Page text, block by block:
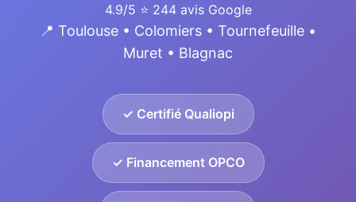
4.9/5 ⭐ 244 avis Google
📍 Toulouse • Colomiers • Tournefeuille •
Muret • Blagnac
✓ Certifié Qualiopi
✓ Financement OPCO